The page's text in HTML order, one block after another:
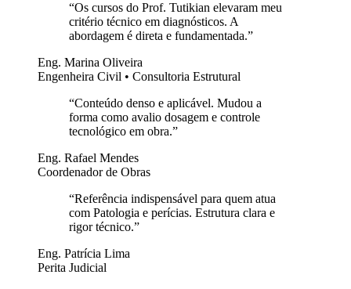
“Os cursos do Prof. Tutikian elevaram meu
critério técnico em diagnósticos. A
abordagem é direta e fundamentada.”
Eng. Marina Oliveira
Engenheira Civil • Consultoria Estrutural
“Conteúdo denso e aplicável. Mudou a
forma como avalio dosagem e controle
tecnológico em obra.”
Eng. Rafael Mendes
Coordenador de Obras
“Referência indispensável para quem atua
com Patologia e perícias. Estrutura clara e
rigor técnico.”
Eng. Patrícia Lima
Perita Judicial